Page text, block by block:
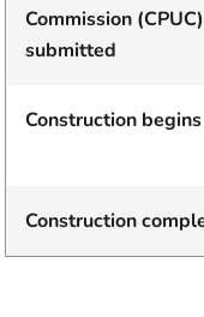
Commission (CPUC)
submitted
Construction begins
Construction